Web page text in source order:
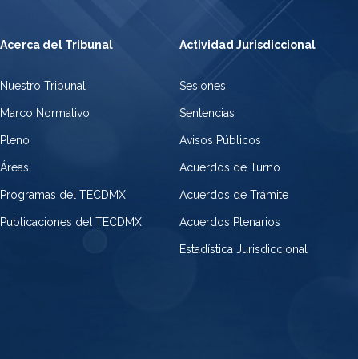
Acerca del Tribunal
Nuestro Tribunal
Marco Normativo
Pleno
Áreas
Programas del TECDMX
Publicaciones del TECDMX
Actividad Jurisdiccional
Sesiones
Sentencias
Avisos Públicos
Acuerdos de Turno
Acuerdos de Trámite
Acuerdos Plenarios
Estadística Jurisdiccional